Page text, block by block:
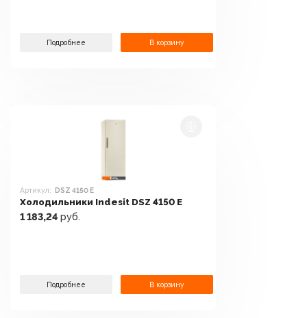
Подробнее В корзину
Артикул: DSZ 4150 E
Холодильники Indesit DSZ 4150 E
1 183,24 руб.
Подробнее В корзину